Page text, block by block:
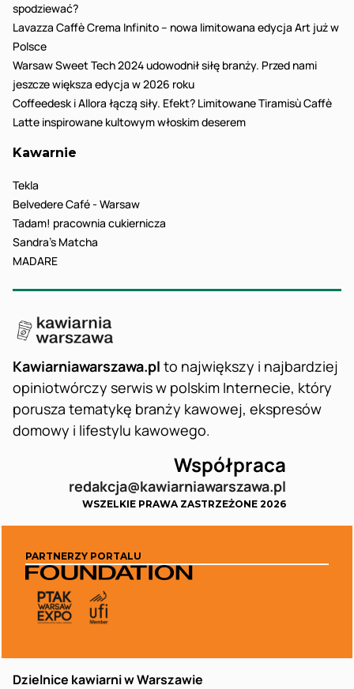
spodziewać?
Lavazza Caffè Crema Infinito – nowa limitowana edycja Art już w
Polsce
Warsaw Sweet Tech 2024 udowodnił siłę branży. Przed nami
jeszcze większa edycja w 2026 roku
Coffeedesk i Allora łączą siły. Efekt? Limitowane Tiramisù Caffè
Latte inspirowane kultowym włoskim deserem
Kawarnie
Tekla
Belvedere Café - Warsaw
Tadam! pracownia cukiernicza
Sandra’s Matcha
MADARE
Kawiarniawarszawa.pl to największy i najbardziej
opiniotwórczy serwis w polskim Internecie, który
porusza tematykę branży kawowej, ekspresów
domowy i lifestylu kawowego.
Współpraca
redakcja@kawiarniawarszawa.pl
WSZELKIE PRAWA ZASTRZEŻONE 2026
PARTNERZY PORTALU
Dzielnice kawiarni w Warszawie